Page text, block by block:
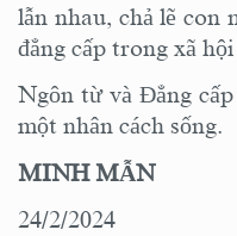
lẫn nhau, chả lẽ con
đẳng cấp trong xã
Ngôn từ và Đẳng
một nhân cách sống.
MINH MẪN
24/2/2024